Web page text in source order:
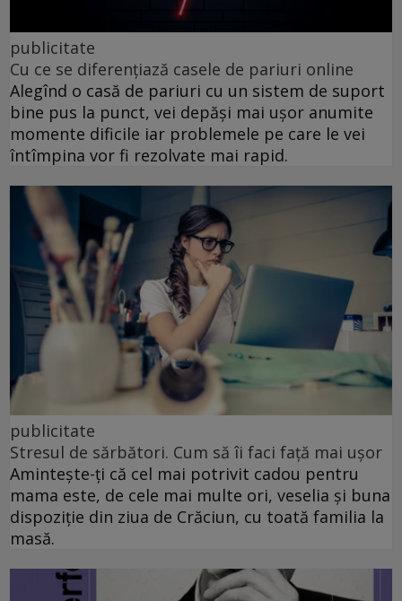
publicitate
Cu ce se diferențiază casele de pariuri online
Alegînd o casă de pariuri cu un sistem de suport
bine pus la punct, vei depăși mai ușor anumite
momente dificile iar problemele pe care le vei
întîmpina vor fi rezolvate mai rapid.
publicitate
Stresul de sărbători. Cum să îi faci față mai ușor
Amintește-ți că cel mai potrivit cadou pentru
mama este, de cele mai multe ori, veselia și buna
dispoziție din ziua de Crăciun, cu toată familia la
masă.